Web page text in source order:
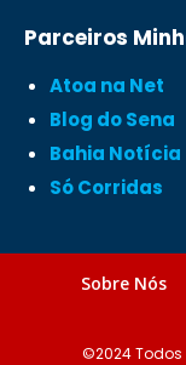
Parceiros
Atoa na Net
Blog do Sena
Bahia Notícia
Só Corridas
Sobre Nós
©2024 Todos